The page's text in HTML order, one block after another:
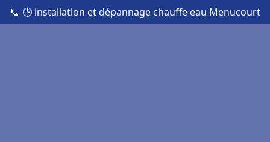
📞 🕒 installation et dépannage chauffe eau Menucourt